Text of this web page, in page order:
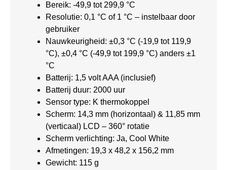
Bereik: -49,9 tot 299,9 °C
Resolutie: 0,1 °C of 1 °C – instelbaar door
gebruiker
Nauwkeurigheid: ±0,3 °C (-19,9 tot 119,9
°C), ±0,4 °C (-49,9 tot 199,9 °C) anders ±1
°C
Batterij: 1,5 volt AAA (inclusief)
Batterij duur: 2000 uur
Sensor type: K thermokoppel
Scherm: 14,3 mm (horizontaal) & 11,85 mm
(verticaal) LCD – 360° rotatie
Scherm verlichting: Ja, Cool White
Afmetingen: 19,3 x 48,2 x 156,2 mm
Gewicht: 115 g